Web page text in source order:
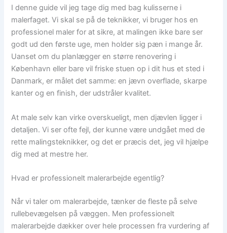
I denne guide vil jeg tage dig med bag kulisserne i
malerfaget. Vi skal se på de teknikker, vi bruger hos en
professionel maler for at sikre, at malingen ikke bare ser
godt ud den første uge, men holder sig pæn i mange år.
Uanset om du planlægger en større renovering i
København eller bare vil friske stuen op i dit hus et sted i
Danmark, er målet det samme: en jævn overflade, skarpe
kanter og en finish, der udstråler kvalitet.
At male selv kan virke overskueligt, men djævlen ligger i
detaljen. Vi ser ofte fejl, der kunne være undgået med de
rette malingsteknikker, og det er præcis det, jeg vil hjælpe
dig med at mestre her.
Hvad er professionelt malerarbejde egentlig?
Når vi taler om malerarbejde, tænker de fleste på selve
rullebevægelsen på væggen. Men professionelt
malerarbejde dækker over hele processen fra vurdering af